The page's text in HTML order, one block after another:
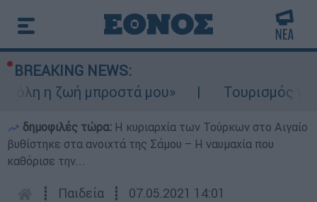
BREAKING NEWS:
ζωή μπροστά μου»
Τουρισμός για
δημοφιλές τώρα: Η κυριαρχία των Τούρκων στο Αιγαίο
βυθίστηκε στα ανοιχτά της Σάμου – Η ναυμαχία που
καθόρισε την...
┋ Παιδεία ┋ 07.05.2021 14:01